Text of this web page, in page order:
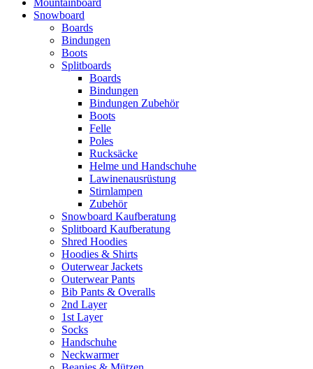
Mountainboard
Snowboard
Boards
Bindungen
Boots
Splitboards
Boards
Bindungen
Bindungen Zubehör
Boots
Felle
Poles
Rucksäcke
Helme und Handschuhe
Lawinenausrüstung
Stirnlampen
Zubehör
Snowboard Kaufberatung
Splitboard Kaufberatung
Shred Hoodies
Hoodies & Shirts
Outerwear Jackets
Outerwear Pants
Bib Pants & Overalls
2nd Layer
1st Layer
Socks
Handschuhe
Neckwarmer